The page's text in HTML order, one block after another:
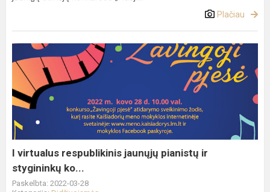
Plačiau
virtualus
respublikinis
jaunųjų
pianistų
ir
stygininkų
ko...
I virtualus respublikinis jaunųjų pianistų ir
stygininkų ko...
Paskelbta: 2022-03-28